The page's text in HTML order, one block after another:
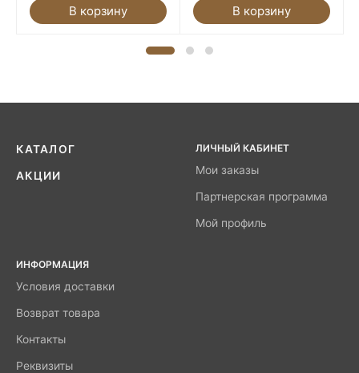
В корзину В корзину
КАТАЛОГ
АКЦИИ
ЛИЧНЫЙ КАБИНЕТ
Мои заказы
Партнерская программа
Мой профиль
ИНФОРМАЦИЯ
Условия доставки
Возврат товара
Контакты
Реквизиты